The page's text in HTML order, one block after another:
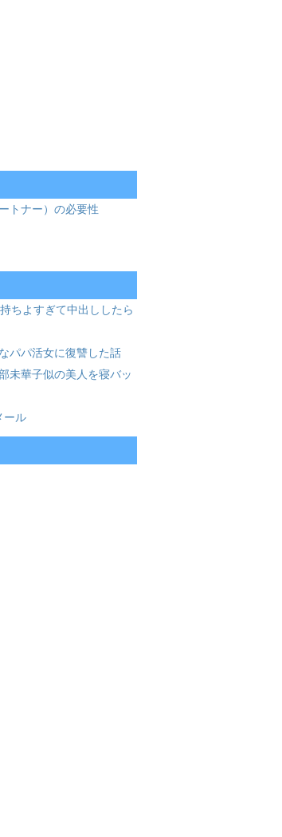
トナー）の必要性
ちよすぎて中出ししたら
パパ活女に復讐した話
未華子似の美人を寝バッ
ール